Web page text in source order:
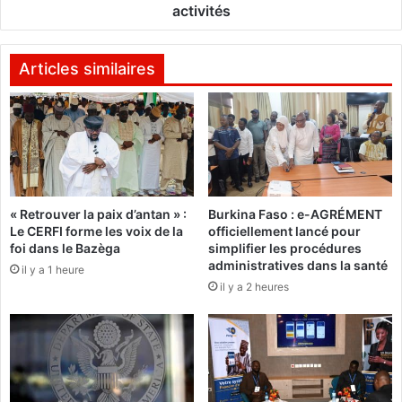
L
N
D
E
S
s
o
u
s
l
a
e
d
u
s
L
e
m
i
n
i
s
t
è
r
e
s
a
activités
Articles similaires
« Retrouver la paix d’antan » :
Le CERFI forme les voix de la
foi dans le Bazèga
il y a 1 heure
Burkina Faso : e-AGRÉMENT
officiellement lancé pour
simplifier les procédures
administratives dans la santé
il y a 2 heures